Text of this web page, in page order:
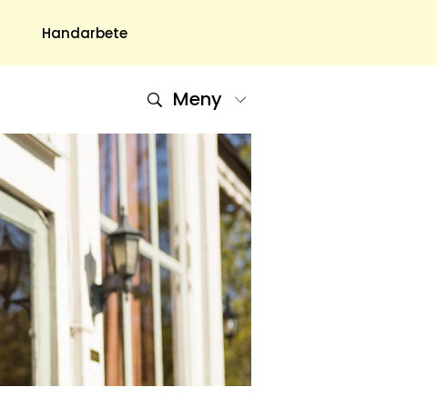
Handarbete
Om Oss
Om Oss & Kontakt
Tidningar Hos Allas.se
Nyhetsbrev
Om Cookies
Integritetspolicy
Skapa Konto
Hantera Preferenser
Meny